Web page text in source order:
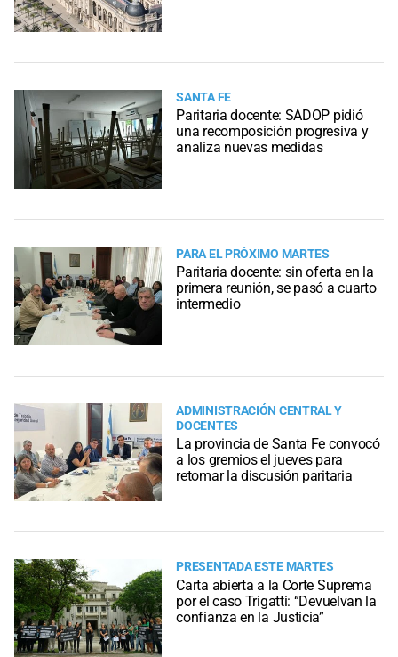
SANTA FE
Paritaria docente: SADOP pidió
una recomposición progresiva y
analiza nuevas medidas
PARA EL PRÓXIMO MARTES
Paritaria docente: sin oferta en la
primera reunión, se pasó a cuarto
intermedio
ADMINISTRACIÓN CENTRAL Y
DOCENTES
La provincia de Santa Fe convocó
a los gremios el jueves para
retomar la discusión paritaria
PRESENTADA ESTE MARTES
Carta abierta a la Corte Suprema
por el caso Trigatti: “Devuelvan la
confianza en la Justicia”